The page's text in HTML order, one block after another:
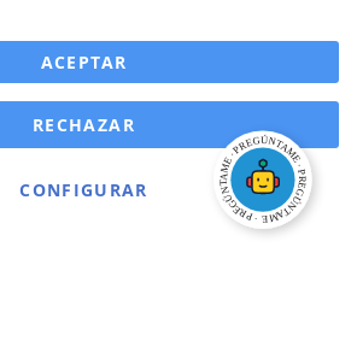
ACEPTAR
CONFIGURAR
RECHAZAR